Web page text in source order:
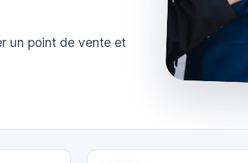
un point de vente et